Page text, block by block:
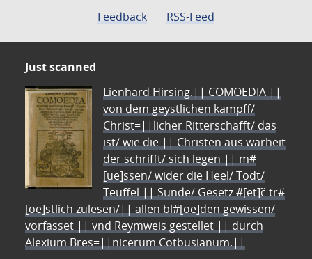
Feedback
RSS-Feed
Just scanned
Lienhard Hirsing.|| COMOEDIA ||
von dem geystlichen kampff/
Christ=||licher Ritterschafft/ das
ist/ wie die || Christen aus warheit
der schrifft/ sich legen || m#
[ue]ssen/ wider die Heel/ Todt/
Teuffel || Sünde/ Gesetz #[et]c̃ tr#
[oe]stlich zulesen/|| allen bl#[oe]den gewissen/
vorfasset || vnd Reymweis gestellet || durch
Alexium Bres=||nicerum Cotbusianum.||